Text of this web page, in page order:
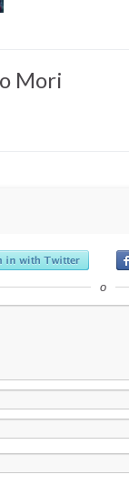
Mori
o